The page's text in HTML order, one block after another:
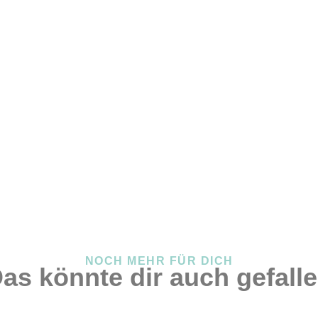
NOCH MEHR FÜR DICH
könnte dir auch